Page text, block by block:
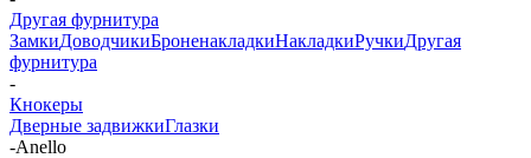
Другая фурнитура
ЗамкиДоводчикиБроненакладкиНакладкиРучкиДругая
фурнитура
-
Кнокеры
Дверные задвижкиГлазки
-Anello